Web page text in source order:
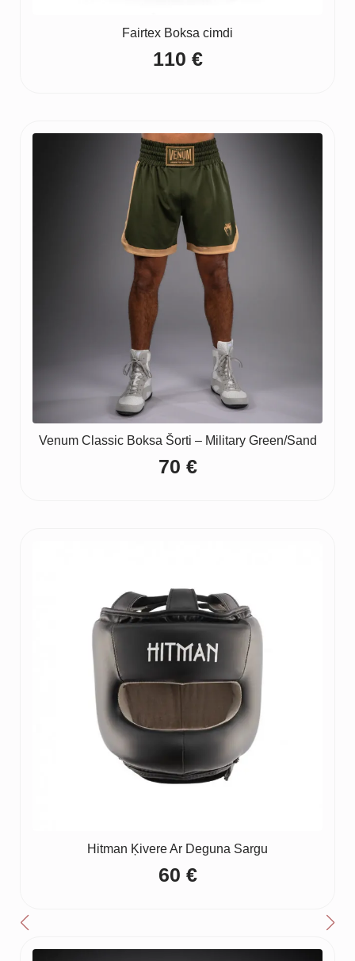
Fairtex Boksa cimdi
110 €
Venum Classic Boksa Šorti – Military Green/Sand
70 €
Hitman Ķivere Ar Deguna Sargu
60 €